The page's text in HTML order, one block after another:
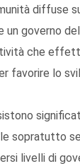
diffuse
un governo
che
favorire lo
sopratutto
livelli di